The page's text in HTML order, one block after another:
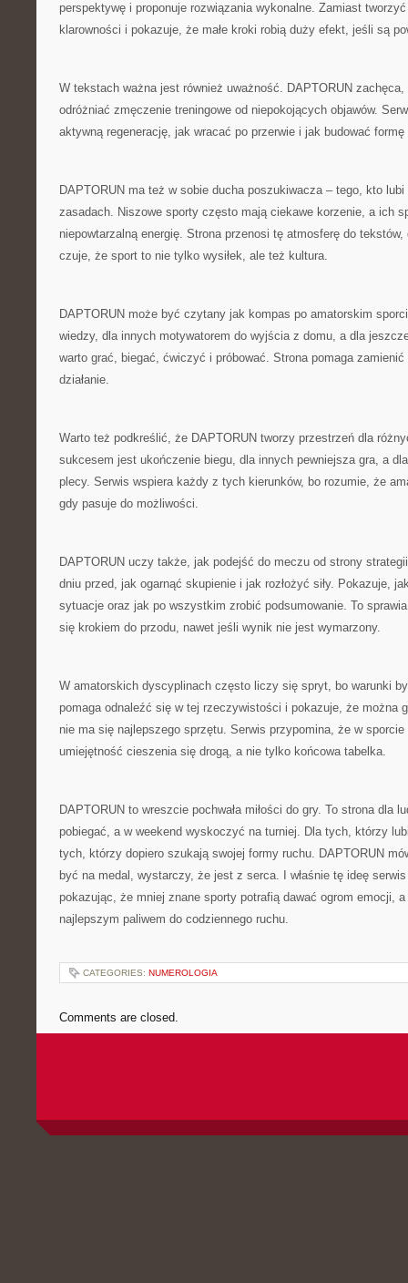
perspektywę i proponuje rozwiązania wykonalne. Zamiast
klarowności i pokazuje, że małe kroki robią duży efekt, jeśli są
W tekstach ważna jest również uważność. DAPTORUN zachęca,
odróżniać zmęczenie treningowe od niepokojących objawów.
aktywną regenerację, jak wracać po przerwie i jak budować
DAPTORUN ma też w sobie ducha poszukiwacza – tego, kto
zasadach. Niszowe sporty często mają ciekawe korzenie, a ich
niepowtarzalną energię. Strona przenosi tę atmosferę do
czuje, że sport to nie tylko wysiłek, ale też kultura.
DAPTORUN może być czytany jak kompas po amatorskim
wiedzy, dla innych motywatorem do wyjścia z domu, a dla
warto grać, biegać, ćwiczyć i próbować. Strona pomaga
działanie.
Warto też podkreślić, że DAPTORUN tworzy przestrzeń dla
sukcesem jest ukończenie biegu, dla innych pewniejsza gra, a
plecy. Serwis wspiera każdy z tych kierunków, bo rozumie, że
gdy pasuje do możliwości.
DAPTORUN uczy także, jak podejść do meczu od strony
dniu przed, jak ogarnąć skupienie i jak rozłożyć siły. Pokazuje,
sytuacje oraz jak po wszystkim zrobić podsumowanie. To
się krokiem do przodu, nawet jeśli wynik nie jest wymarzony.
W amatorskich dyscyplinach często liczy się spryt, bo warunki
pomaga odnaleźć się w tej rzeczywistości i pokazuje, że można
nie ma się najlepszego sprzętu. Serwis przypomina, że w
umiejętność cieszenia się drogą, a nie tylko końcowa tabelka.
DAPTORUN to wreszcie pochwała miłości do gry. To strona dla
pobiegać, a w weekend wyskoczyć na turniej. Dla tych, którzy
tych, którzy dopiero szukają swojej formy ruchu. DAPTORUN
być na medal, wystarczy, że jest z serca. I właśnie tę ideę
pokazując, że mniej znane sporty potrafią dawać ogrom emocji,
najlepszym paliwem do codziennego ruchu.
CATEGORIES: NUMEROLOGIA
Comments are closed.